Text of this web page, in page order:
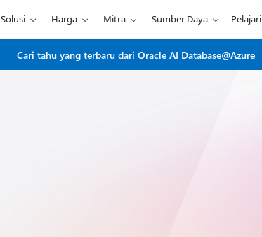
Solusi Harga Mitra Sumber Daya Pelajari
Cari tahu yang terbaru dari Oracle AI Database@Azure